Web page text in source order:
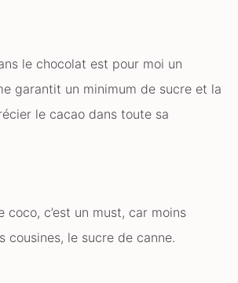
le chocolat est pour moi un
garantit un minimum de sucre et la
le cacao dans toute sa
coco, c’est un must, car moins
cousines, le sucre de canne.